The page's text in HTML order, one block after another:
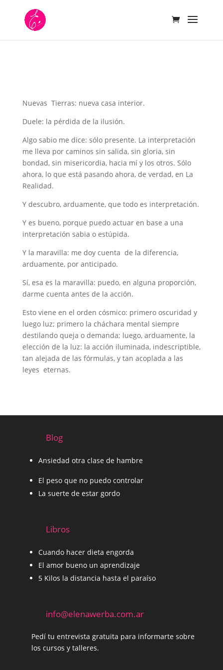
Nuevas Tierras: nueva casa interior.
Duele: la pérdida de la ilusión.
Algo sabio me dice: sólo presente. La interpretación
me lleva por caminos sin salida, sin gloria, sin
bondad, sin misericordia, hacia mí y los otros. Sólo
ahora, lo que está pasando ahora, de verdad, en La
Realidad.
Y descubro, arduamente, que todo es interpretación.
Y es bueno, porque puedo actuar en base a una
interpretación sabia o estúpida.
Y la maravilla: me doy cuenta de la diferencia,
arduamente, por anticipado.
Sí, esa es la maravilla: puedo, en alguna proporción,
darme cuenta antes de la acción.
Esto viene en el orden cósmico: primero oscuridad y
luego luz; primero la cháchara mental siempre
destilando queja o demanda; luego, arduamente, la
elección de la luz: la acción iluminada, indescriptible,
tan alejada de las fórmulas, y tan acoplada a las
leyes eternas.
Blog
Ansiedad otra clase de hambre
El peso que no puedo controlar
La suerte de estar gordo
Libros
Cuando hacer dieta engorda
El amor bueno un aprendizaje
5 Kilos la distancia hasta el paraíso
info@elenawerba.com.ar
Pedí tu entrevista gratuita para informarte sobre
los cursos y talleres.